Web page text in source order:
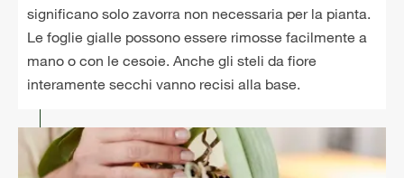
significano solo zavorra non necessaria per la pianta.
Le foglie gialle possono essere rimosse facilmente a
mano o con le cesoie. Anche gli steli da fiore
interamente secchi vanno recisi alla base.